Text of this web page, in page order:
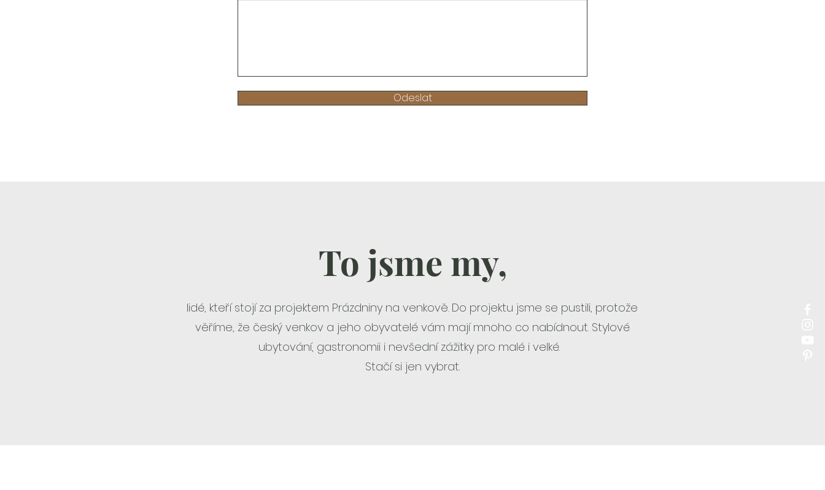
Odeslat
To jsme my,
lidé, kteří stojí za projektem Prázdniny na venkově. Do projektu jsme se pustili, protože
věříme, že český venkov a jeho obyvatelé vám mají mnoho co nabídnout. Stylové
ubytování, gastronomii i nevšední zážitky pro malé i velké.
Stačí si jen vybrat.